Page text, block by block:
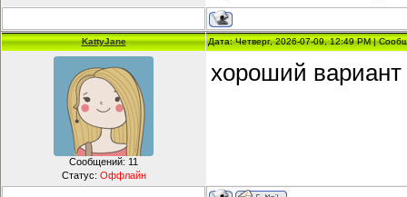
KattyJane Дата: Четверг, 2026-07-09, 12:49 PM |
Сообщений: 11
Статус: Оффлайн
хороший вариант